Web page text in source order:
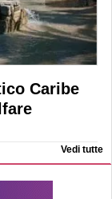
Caribe
Vedi tutte